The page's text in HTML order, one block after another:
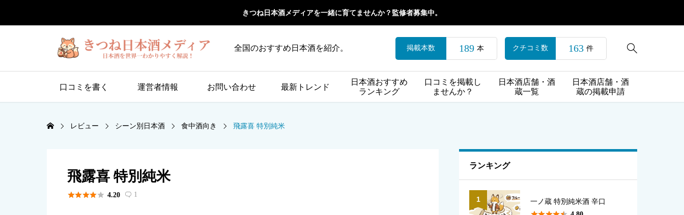
きつね日本酒メディアを一緒に育てませんか？監修者募集中。
全国のおすすめ日本酒を紹介。 
掲載本数 189 本 クチコミ数 163 件
口コミを書く 運営者情報 お問い合わせ 最新トレンド
日本酒おすすめ
ランキング
口コミを掲載し
ませんか？
日本酒店舗・酒
蔵一覧
日本酒店舗・酒
蔵の掲載申請
レビュー シーン別日本酒 食中酒向き 飛露喜 特別純米
飛露喜 特別純米
 4.20  1
ランキング
1 一ノ蔵 特別純米酒 辛口